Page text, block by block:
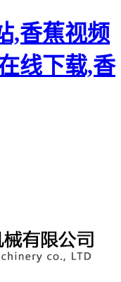
,香蕉视频
线下载,香